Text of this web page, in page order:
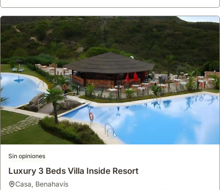
7,4 kilómetros del campo de golf El Paraíso.
Leer más
Desde
179 € /noche Ver
Sin opiniones
Luxury 3 Beds Villa Inside Resort
casa, Benahavís